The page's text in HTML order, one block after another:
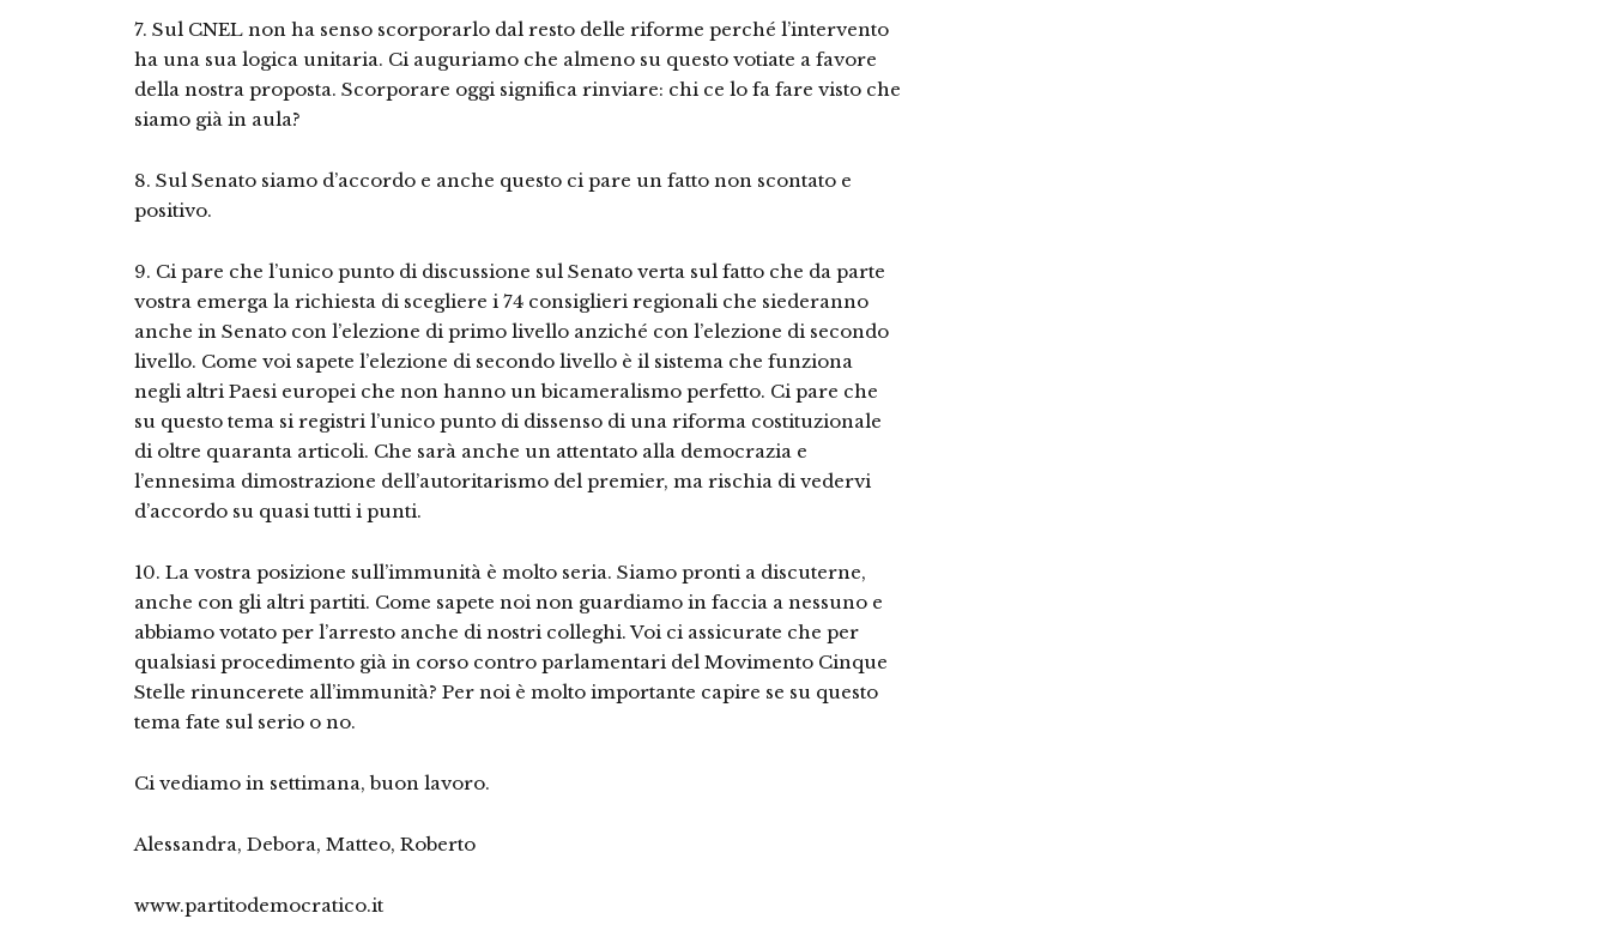
7. Sul CNEL non ha senso scorporarlo dal resto delle riforme perché l’intervento
ha una sua logica unitaria. Ci auguriamo che almeno su questo votiate a favore
della nostra proposta. Scorporare oggi significa rinviare: chi ce lo fa fare visto che
siamo già in aula?
8. Sul Senato siamo d’accordo e anche questo ci pare un fatto non scontato e
positivo.
9. Ci pare che l’unico punto di discussione sul Senato verta sul fatto che da parte
vostra emerga la richiesta di scegliere i 74 consiglieri regionali che siederanno
anche in Senato con l’elezione di primo livello anziché con l’elezione di secondo
livello. Come voi sapete l’elezione di secondo livello è il sistema che funziona
negli altri Paesi europei che non hanno un bicameralismo perfetto. Ci pare che
su questo tema si registri l’unico punto di dissenso di una riforma costituzionale
di oltre quaranta articoli. Che sarà anche un attentato alla democrazia e
l’ennesima dimostrazione dell’autoritarismo del premier, ma rischia di vedervi
d’accordo su quasi tutti i punti.
10. La vostra posizione sull’immunità è molto seria. Siamo pronti a discuterne,
anche con gli altri partiti. Come sapete noi non guardiamo in faccia a nessuno e
abbiamo votato per l’arresto anche di nostri colleghi. Voi ci assicurate che per
qualsiasi procedimento già in corso contro parlamentari del Movimento Cinque
Stelle rinuncerete all’immunità? Per noi è molto importante capire se su questo
tema fate sul serio o no.
Ci vediamo in settimana, buon lavoro.
Alessandra, Debora, Matteo, Roberto
www.partitodemocratico.it